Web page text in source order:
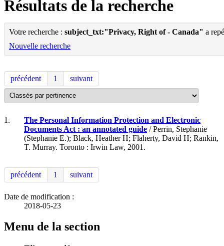
Résultats de la recherche
Votre recherche : subject_txt:"Privacy, Right of - Canada" a
Nouvelle recherche
précédent 1 suivant
1.
The Personal Information Protection and Electronic
Documents Act : an annotated guide / Perrin, Stephanie
(Stephanie E.); Black, Heather H; Flaherty, David H; Rankin,
T. Murray. Toronto : Irwin Law, 2001.
précédent 1 suivant
Date de modification :
2018-05-23
Menu de la section